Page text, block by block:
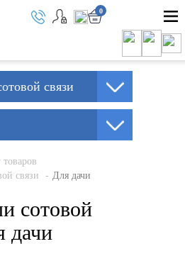
0
связи
товаров
связи
Для дачи
сотовой
дачи